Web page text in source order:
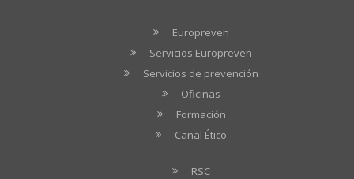
Europreven
Servicios Europreven
Servicios de prevención
Oficinas
Formación
Canal Ético
RSC